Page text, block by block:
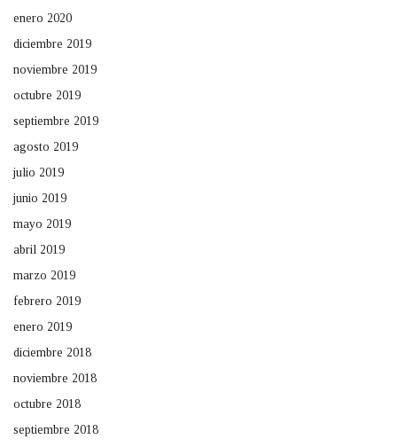
enero 2020
diciembre 2019
noviembre 2019
octubre 2019
septiembre 2019
agosto 2019
julio 2019
junio 2019
mayo 2019
abril 2019
marzo 2019
febrero 2019
enero 2019
diciembre 2018
noviembre 2018
octubre 2018
septiembre 2018